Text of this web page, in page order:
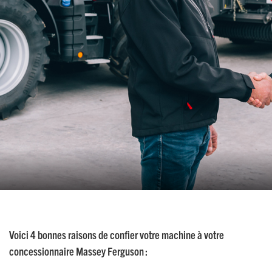
Voici 4 bonnes raisons de confier votre machine à votre
concessionnaire Massey Ferguson :